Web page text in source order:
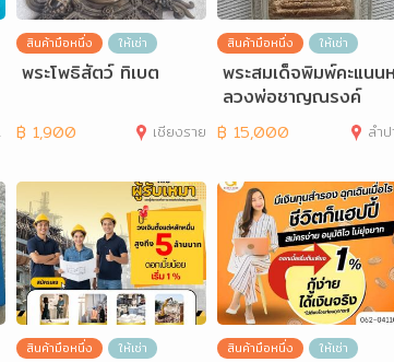
สินค้ามือหนึ่ง ให้เช่า
พระโพธิสัตว์ ทิเบต
฿ 1,900 เชียงราย
สินค้ามือหนึ่ง ให้เช่า
พระสมเด็จพิมพ์คะแนนห
ลวงพ่อชาญณรงค์
฿ 15,000 ลำ
สินค้ามือหนึ่ง ให้เช่า สินค้ามือหนึ่ง ให้เช่า